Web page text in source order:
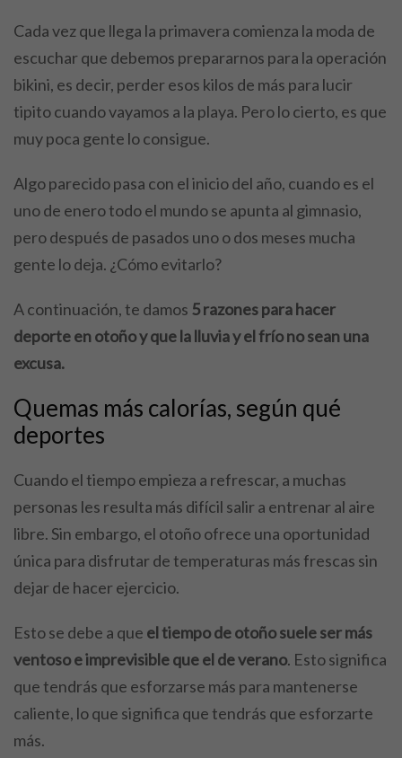
Cada vez que llega la primavera comienza la moda de
escuchar que debemos prepararnos para la operación
bikini, es decir, perder esos kilos de más para lucir
tipito cuando vayamos a la playa. Pero lo cierto, es que
muy poca gente lo consigue.
Algo parecido pasa con el inicio del año, cuando es el
uno de enero todo el mundo se apunta al gimnasio,
pero después de pasados uno o dos meses mucha
gente lo deja. ¿Cómo evitarlo?
A continuación, te damos 5 razones para hacer
deporte en otoño y que la lluvia y el frío no sean una
excusa.
Quemas más calorías, según qué
deportes
Cuando el tiempo empieza a refrescar, a muchas
personas les resulta más difícil salir a entrenar al aire
libre. Sin embargo, el otoño ofrece una oportunidad
única para disfrutar de temperaturas más frescas sin
dejar de hacer ejercicio.
Esto se debe a que el tiempo de otoño suele ser más
ventoso e imprevisible que el de verano. Esto significa
que tendrás que esforzarse más para mantenerse
caliente, lo que significa que tendrás que esforzarte
más.